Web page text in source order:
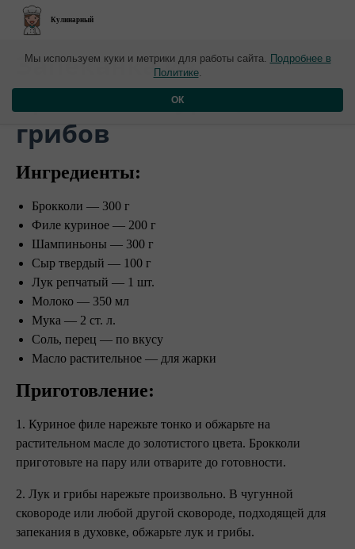
Кулинарный
​Запеканка из
брокколи, курицы и
грибов
Ингредиенты:
Брокколи — 300 г
Филе куриное — 200 г
Шампиньоны — 300 г
Сыр твердый — 100 г
Лук репчатый — 1 шт.
Молоко — 350 мл
Мука — 2 ст. л.
Соль, перец — по вкусу
Масло растительное — для жарки
Приготовление:
1. Куриное филе нарежьте тонко и обжарьте на
растительном масле до золотистого цвета. Брокколи
приготовьте на пару или отварите до готовности.
2. Лук и грибы нарежьте произвольно. В чугунной
сковороде или любой другой сковороде, подходящей для
запекания в духовке, обжарьте лук и грибы.
Мы используем куки и метрики для работы сайта. Подробнее в
Политике.
ОК